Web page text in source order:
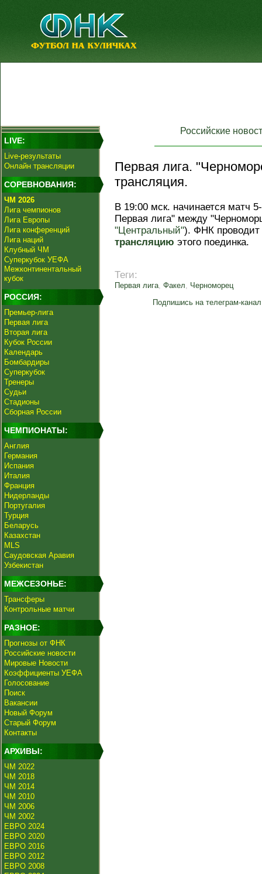
LIVE:
Live-результаты
Онлайн трансляции
СОРЕВНОВАНИЯ:
ЧМ 2026
Лига чемпионов
Лига Европы
Лига конференций
Лига наций
Клубный ЧМ
Суперкубок УЕФА
Межконтинентальный
кубок
РОССИЯ:
Премьер-лига
Первая лига
Вторая лига
Кубок России
Календарь
Бомбардиры
Суперкубок
Тренеры
Судьи
Стадионы
Сборная России
ЧЕМПИОНАТЫ:
Англия
Германия
Испания
Италия
Франция
Нидерланды
Португалия
Турция
Беларусь
Казахстан
MLS
Саудовская Аравия
Узбекистан
МЕЖСЕЗОНЬЕ:
Трансферы
Контрольные матчи
РАЗНОЕ:
Прогнозы от ФНК
Российские новости
Мировые Новости
Коэффициенты УЕФА
Голосование
Поиск
Вакансии
Новый Форум
Старый Форум
Контакты
АРХИВЫ:
ЧМ 2022
ЧМ 2018
ЧМ 2014
ЧМ 2010
ЧМ 2006
ЧМ 2002
ЕВРО 2024
ЕВРО 2020
ЕВРО 2016
ЕВРО 2012
ЕВРО 2008
Российские
Первая лига.
трансляция.
В 19:00 мск. начинается матч
Первая лига" между
"Центральный"). ФНК
трансляцию этого поединка.
Теги:
Первая лига, Факел, Черноморец
Подпишись на телеграм-